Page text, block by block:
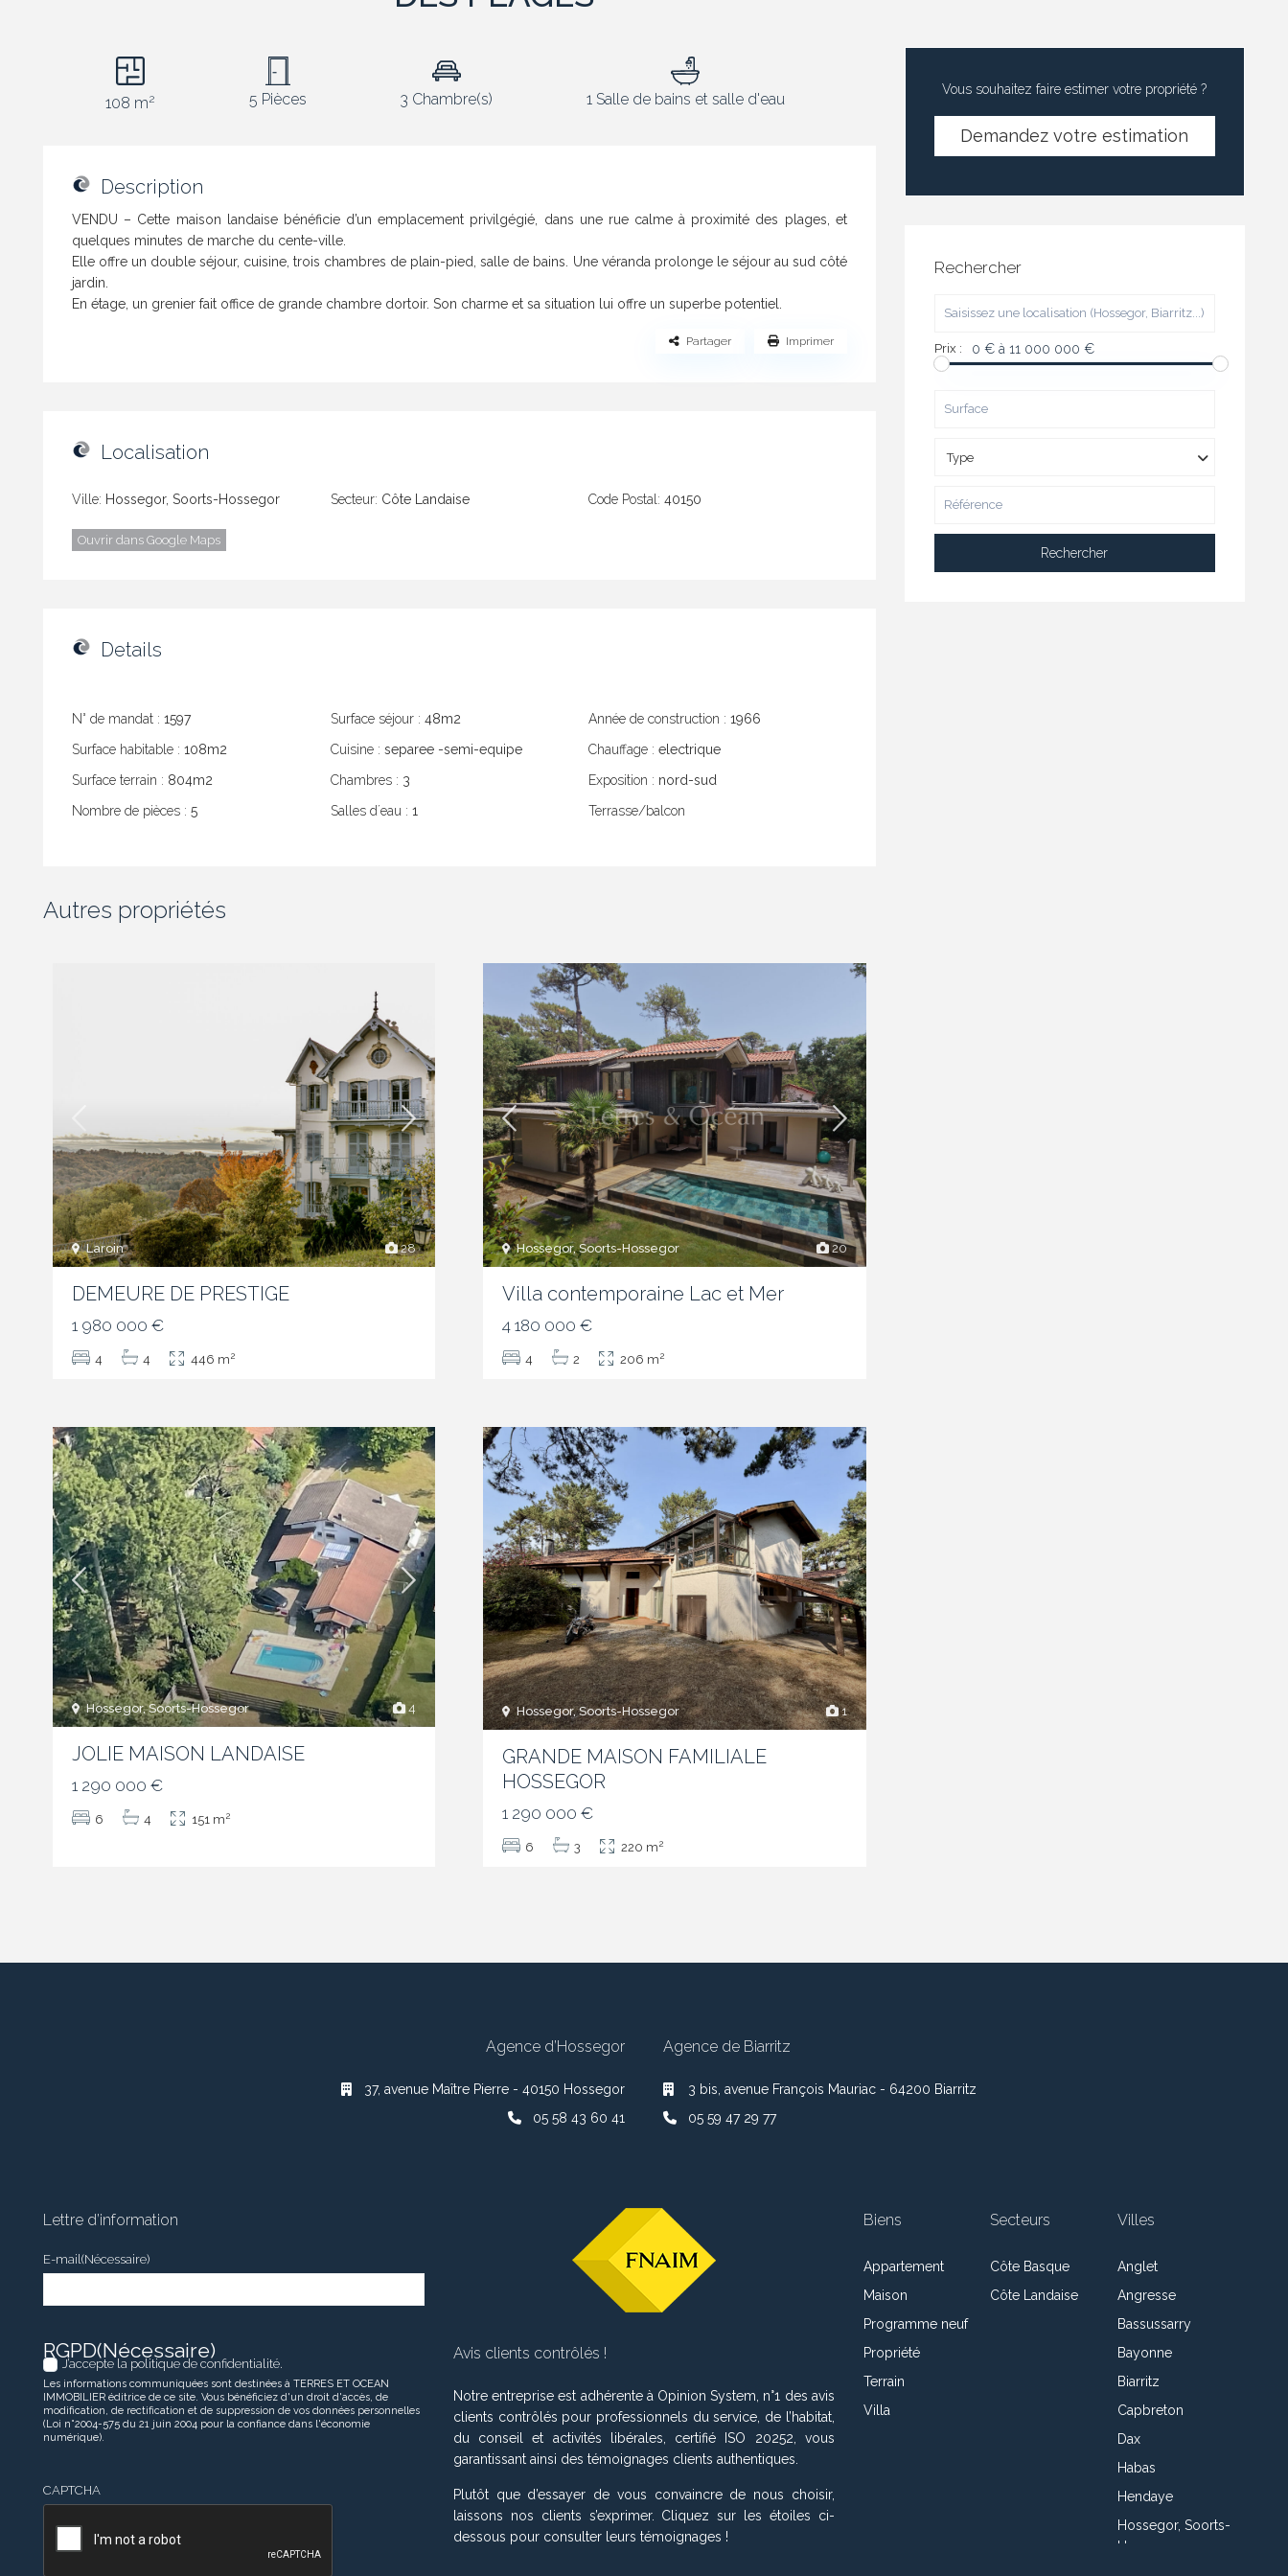
108 m2 5 Pièces 3 Chambre(s) 1 Salle de bains et salle d'eau
Description
VENDU – Cette maison landaise bénéficie d’un emplacement privilgégié, dans une rue calme à proximité des plages, et
quelques minutes de marche du cente-ville.
Elle offre un double séjour, cuisine, trois chambres de plain-pied, salle de bains. Une véranda prolonge le séjour au sud côté
jardin.
En étage, un grenier fait office de grande chambre dortoir. Son charme et sa situation lui offre un superbe potentiel.
Partager Imprimer
Localisation
Ville: Hossegor, Soorts-Hossegor Secteur: Côte Landaise Code Postal: 40150
Ouvrir dans Google Maps
Details
N° de mandat : 1597
Surface habitable : 108m2
Surface terrain : 804m2
Nombre de pièces : 5
Surface séjour : 48m2
Cuisine : separee -semi-equipe
Chambres : 3
Salles dʼeau : 1
Année de construction : 1966
Chauffage : electrique
Exposition : nord-sud
Terrasse/balcon
Autres propriétés
28
Laroin
DEMEURE DE PRESTIGE
1 980 000 €
4 4 446 m2
20
Hossegor, Soorts-Hossegor
Villa contemporaine Lac et Mer
4 180 000 €
4 2 206 m2
4
Hossegor, Soorts-Hossegor
JOLIE MAISON LANDAISE
1 290 000 €
6 4 151 m2
1
Hossegor, Soorts-Hossegor
GRANDE MAISON FAMILIALE
HOSSEGOR
1 290 000 €
6 3 220 m2
Vous souhaitez faire estimer votre propriété ?
Demandez votre estimation
Rechercher
Prix : 0 € à 11 000 000 €
Type
Rechercher
Agence d’Hossegor
37, avenue Maître Pierre - 40150 Hossegor
05 58 43 60 41
Agence de Biarritz
3 bis, avenue François Mauriac - 64200 Biarritz
05 59 47 29 77
Lettre d’information
E-mail(Nécessaire)
RGPD(Nécessaire)
J’accepte la politique de confidentialité.
Les informations communiquées sont destinées à TERRES ET OCEAN
IMMOBILIER éditrice de ce site. Vous bénéficiez d'un droit d'accès, de
modification, de rectification et de suppression de vos données personnelles
(Loi n°2004-575 du 21 juin 2004 pour la confiance dans l'économie
numérique).
CAPTCHA
Avis clients contrôlés !
Notre entreprise est adhérente à Opinion System, n°1 des avis
clients contrôlés pour professionnels du service, de l’habitat,
du conseil et activités libérales, certifié ISO 20252, vous
garantissant ainsi des témoignages clients authentiques.
Plutôt que d’essayer de vous convaincre de nous choisir,
laissons nos clients s’exprimer. Cliquez sur les étoiles ci-
dessous pour consulter leurs témoignages !
Biens
Appartement
Maison
Programme neuf
Propriété
Terrain
Villa
Secteurs
Côte Basque
Côte Landaise
Villes
Anglet
Angresse
Bassussarry
Bayonne
Biarritz
Capbreton
Dax
Habas
Hendaye
Hossegor, Soorts-
Hossegor